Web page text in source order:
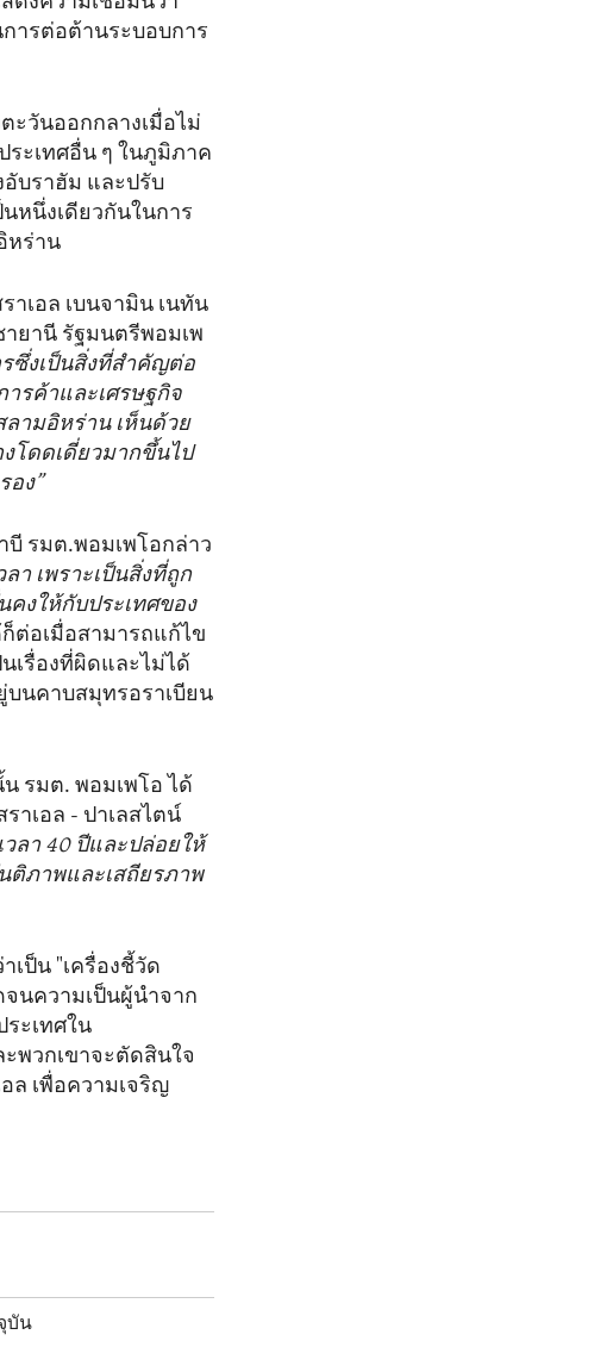
ารต่อต้านระบอบการ
ะวันออกกลางเมื่อไม่
ะเทศอื่น ๆ ในภูมิภาค
อับราฮัม และปรับ
หนึ่งเดียวกันในการ
หร่าน
เอล เบนจามิน เนทัน
ยานี รัฐมนตรีพอมเพ
ซึ่งเป็นสิ่งที่สำคัญต่อ
รค้าและเศรษฐกิจ
ามอิหร่าน เห็นด้วย
โดดเดี่ยวมากขึ้นไป
อง”
รมต.พอมเพโอกล่าว
า เพราะเป็นสิ่งที่ถูก
งให้กับประเทศของ
ต่อเมื่อสามารถแก้ไข
เรื่องที่ผิดและไม่ได้
บนคาบสมุทรอราเบียน
รมต. พอมเพโอ ได้
าเอล - ปาเลสไตน์
วลา 40 ปีและปล่อยให้
ติภาพและเสถียรภาพ
เป็น "เครื่องชี้วัด
นความเป็นผู้นำจาก
ะเทศใน
พวกเขาจะตัดสินใจ
ล เพื่อความเจริญ
บัน